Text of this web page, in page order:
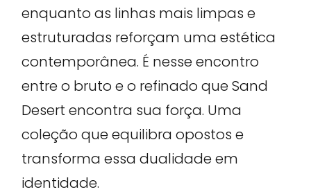
enquanto as linhas mais limpas e
estruturadas reforçam uma estética
contemporânea. É nesse encontro
entre o bruto e o refinado que Sand
Desert encontra sua força. Uma
coleção que equilibra opostos e
transforma essa dualidade em
identidade.